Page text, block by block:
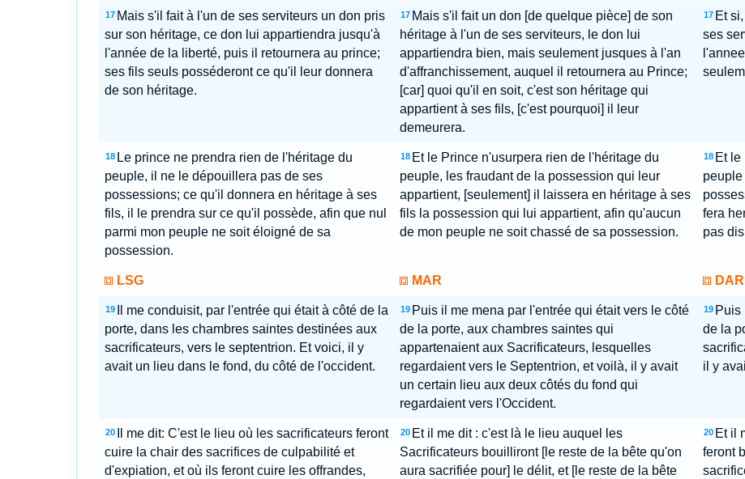
17 Mais s'il fait à l'un de ses serviteurs un don pris
sur son héritage, ce don lui appartiendra jusqu'à
l'année de la liberté, puis il retournera au prince;
ses fils seuls posséderont ce qu'il leur donnera
de son héritage.
17 Mais s'il fait un don [de quelque pièce] de son
héritage à l'un de ses serviteurs, le don lui
appartiendra bien, mais seulement jusques à l'an
d'affranchissement, auquel il retournera au Prince;
[car] quoi qu'il en soit, c'est son héritage qui
appartient à ses fils, [c'est pourquoi] il leur
demeurera.
17 Et
ses
18 Le prince ne prendra rien de l'héritage du
peuple, il ne le dépouillera pas de ses
possessions; ce qu'il donnera en héritage à ses
fils, il le prendra sur ce qu'il possède, afin que nul
parmi mon peuple ne soit éloigné de sa
possession.
18 Et le Prince n'usurpera rien de l'héritage du
peuple, les fraudant de la possession qui leur
appartient, [seulement] il laissera en héritage à ses
fils la possession qui lui appartient, afin qu'aucun
de mon peuple ne soit chassé de sa possession.
18 Et le
fera
pas
LSG MAR DAR
19
Il me conduisit, par l'entrée qui était à côté de la
porte, dans les chambres saintes destinées aux
sacrificateurs, vers le septentrion. Et voici, il y
avait un lieu dans le fond, du côté de l'occident.
19 Puis il me mena par l'entrée qui était vers le côté
de la porte, aux chambres saintes qui
appartenaient aux Sacrificateurs, lesquelles
regardaient vers le Septentrion, et voilà, il y avait
un certain lieu aux deux côtés du fond qui
regardaient vers l'Occident.
19 Puis
de la
il y
20
Il me dit: C'est le lieu où les sacrificateurs feront
cuire la chair des sacrifices de culpabilité et
d'expiation, et où ils feront cuire les offrandes,
20 Et il me dit : c'est là le lieu auquel les
Sacrificateurs bouilliront [le reste de la bête qu'on
aura sacrifiée pour] le délit, et [le reste de la bête
20 Et il
feront